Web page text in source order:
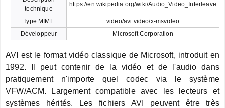
technique
https://en.wikipedia.org/wiki/Audio_Video_Interleave
Type MIME
video/avi video/x-msvideo
Développeur
Microsoft Corporation
AVI est le format vidéo classique de Microsoft, introduit en
1992. Il peut contenir de la vidéo et de l'audio dans
pratiquement n'importe quel codec via le système
VFW/ACM. Largement compatible avec les lecteurs et
systèmes hérités. Les fichiers AVI peuvent être très